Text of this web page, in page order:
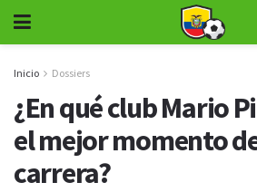
Inicio Dossiers
¿En qué club Mario
el mejor momento
carrera?